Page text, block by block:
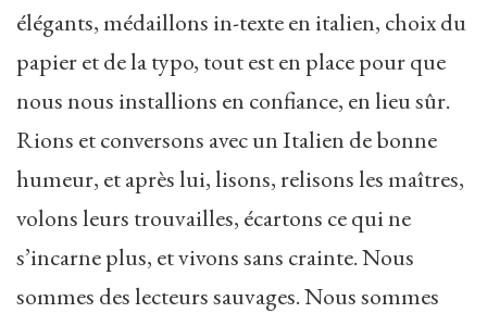
élégants, médaillons in-texte en italien, choix du
papier et de la typo, tout est en place pour que
nous nous installions en confiance, en lieu sûr.
Rions et conversons avec un Italien de bonne
humeur, et après lui, lisons, relisons les maîtres,
volons leurs trouvailles, écartons ce qui ne
s’incarne plus, et vivons sans crainte. Nous
sommes des lecteurs sauvages. Nous sommes